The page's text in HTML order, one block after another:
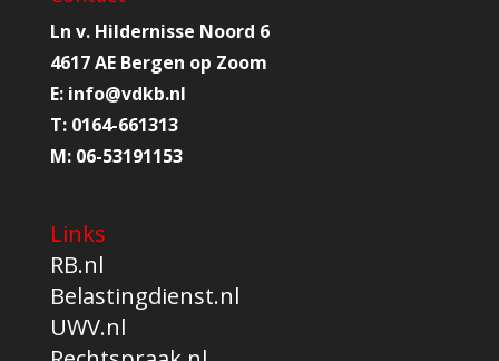
Ln v. Hildernisse Noord 6
4617 AE Bergen op Zoom
E: info@vdkb.nl
T: 0164-661313
M: 06-53191153
Links
RB.nl
Belastingdienst.nl
UWV.nl